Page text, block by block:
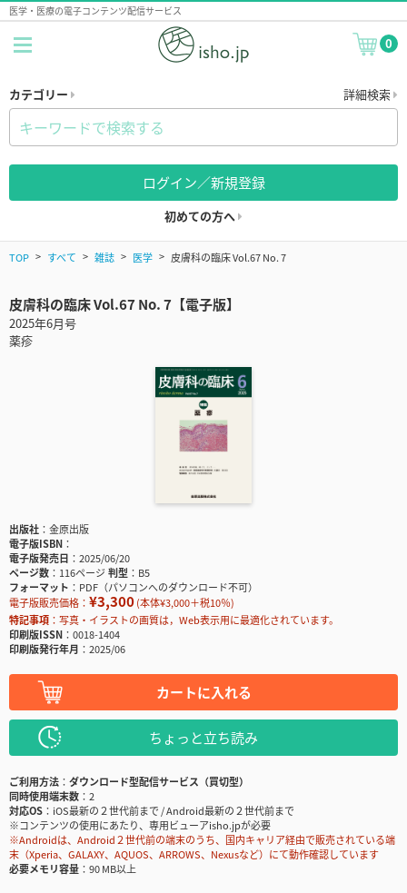
医学・医療の電子コンテンツ配信サービス
0
カテゴリー 詳細検索
ログイン／新規登録
初めての方へ
TOP すべて 雑誌 医学 皮膚科の臨床 Vol.67 No. 7
皮膚科の臨床 Vol.67 No. 7【電子版】
2025年6月号
薬疹
出版社
金原出版
電子版ISBN
電子版発売日
2025/06/20
ページ数
116ページ判型
B5
フォーマット
PDF（パソコンへのダウンロード不可）
電子版販売価格： ¥3,300(本体¥3,000＋税10％)
特記事項
写真・イラストの画質は，Web表示用に最適化されています。
印刷版ISSN
0018-1404
印刷版発行年月
2025/06
カートに入れる
ちょっと立ち読み
ご利用方法
ダウンロード型配信サービス（買切型）
同時使用端末数
2
対応OS
iOS最新の２世代前まで / Android最新の２世代前まで
※コンテンツの使用にあたり、専用ビューアisho.jpが必要
※Androidは、Android２世代前の端末のうち、国内キャリア経由で販売されている端
末（Xperia、GALAXY、AQUOS、ARROWS、Nexusなど）にて動作確認しています
必要メモリ容量
90 MB以上